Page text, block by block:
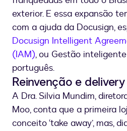
exterior. E essa expansão
com a ajuda da Docusign,
Docusign Intelligent
(IAM), ou Gestão
português.
Reinvenção e
A Dra. Silvia Mundim,
Moo, conta que a primeira
conceito ‘take away’, mas,